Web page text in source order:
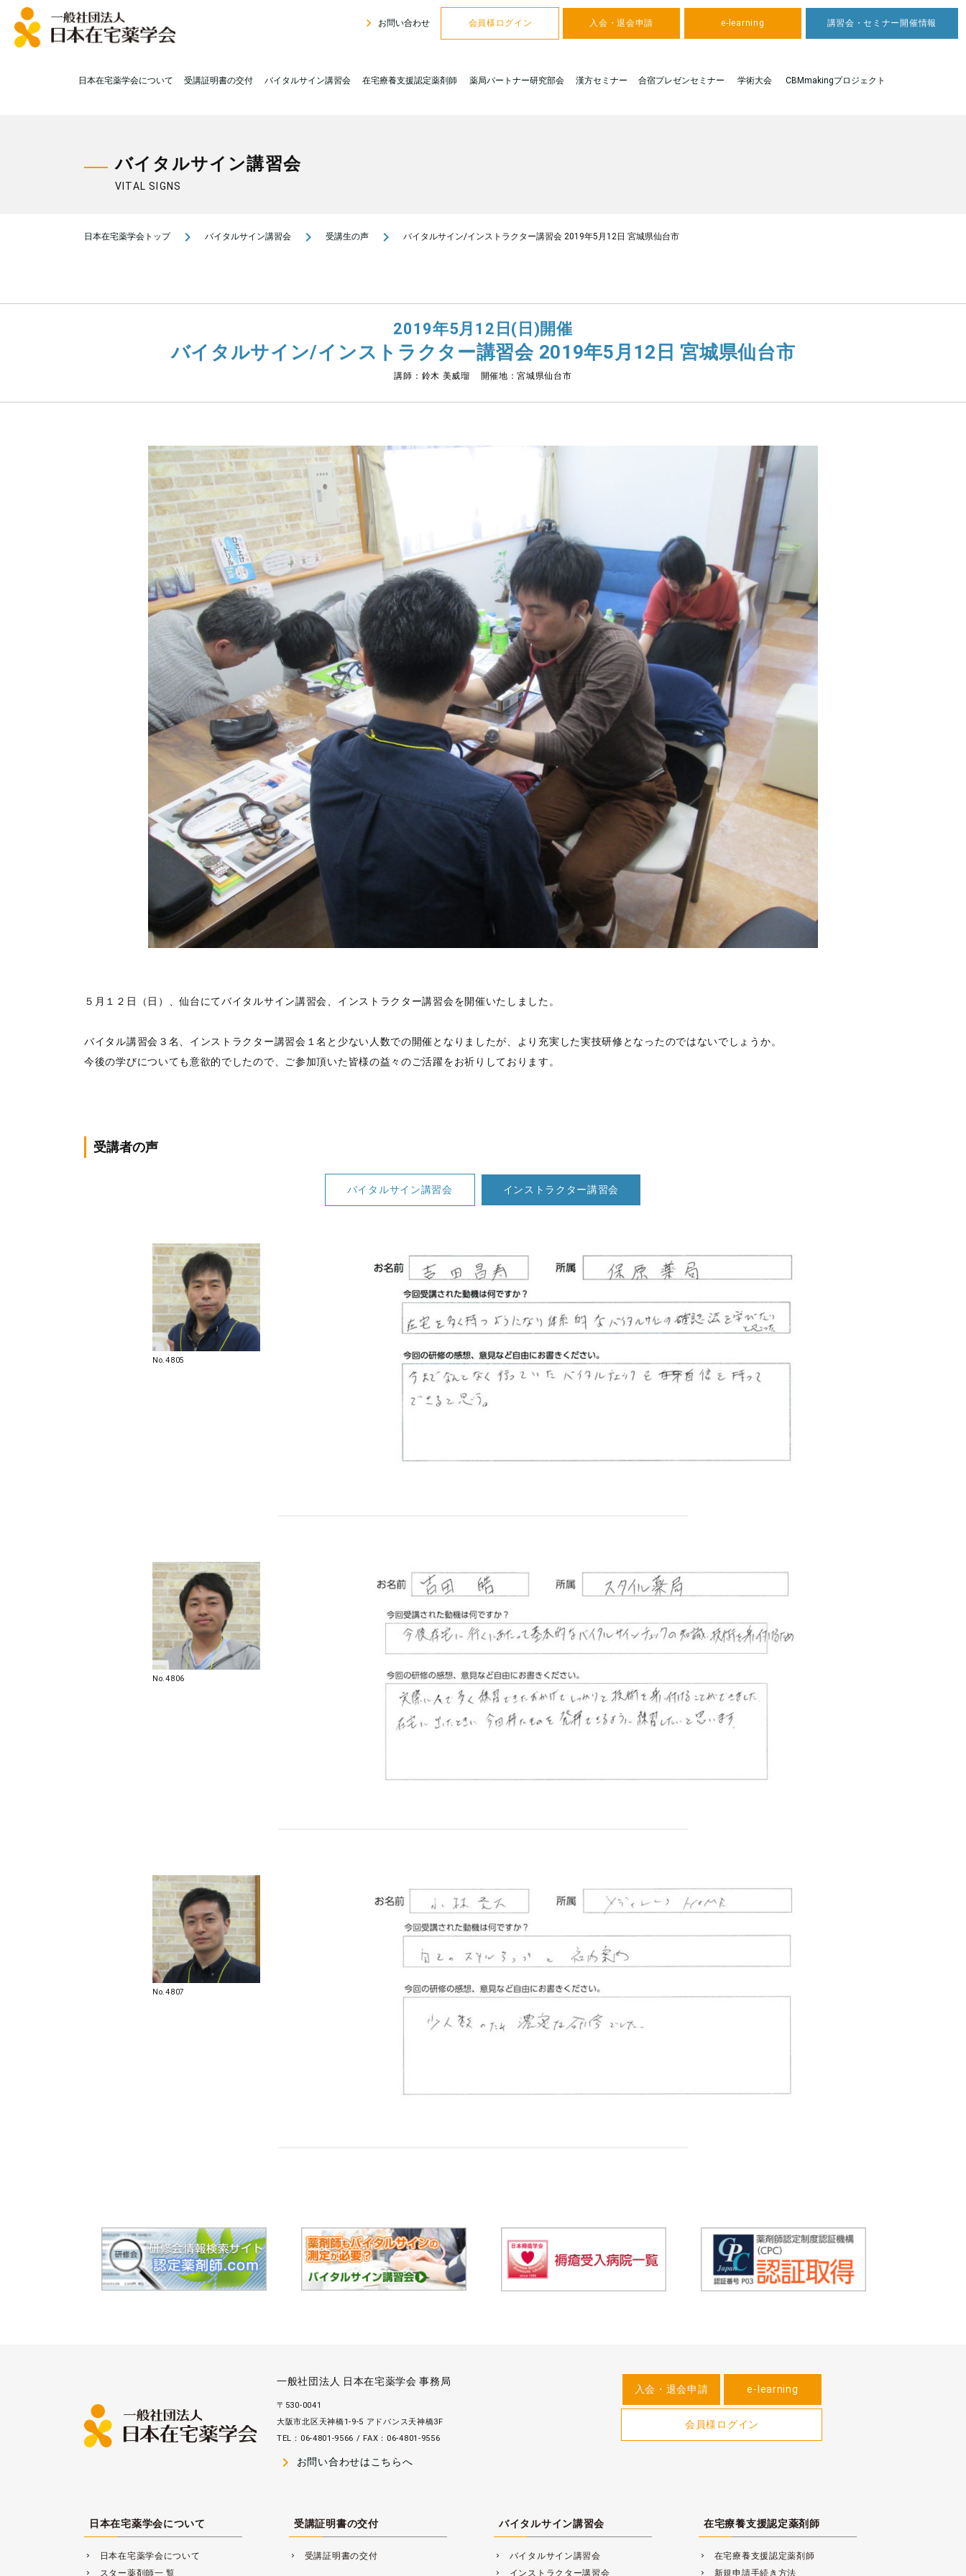
navigate_next お問い合わせ 会員様ログイン 入会・退会申請 e-learning 講習会・セミナー開催情報
日本在宅薬学会について 受講証明書の交付 バイタルサイン講習会 在宅療養支援認定薬剤師 薬局パートナー研究部会 漢方セミナー 合宿プレゼンセミナー 学術大会 CBMmakingプロジェクト
バイタルサイン講習会
VITAL SIGNS
日本在宅薬学会トップ navigate_next バイタルサイン講習会 navigate_next 受講生の声 navigate_next バイタルサイン/インストラクター講習会 2019年5月12日 宮城県仙台市
2019年5月12日(日)開催
バイタルサイン/インストラクター講習会 2019年5月12日 宮城県仙台市
講師：鈴木 美威瑠 開催地：宮城県仙台市
５月１２日（日）、仙台にてバイタルサイン講習会、インストラクター講習会を開催いたしました。
バイタル講習会３名、インストラクター講習会１名と少ない人数での開催となりましたが、より充実した実技研修となったのではないでしょうか。
今後の学びについても意欲的でしたので、ご参加頂いた皆様の益々のご活躍をお祈りしております。
受講者の声
バイタルサイン講習会 インストラクター講習会
No.4805
No.4806
No.4807
一般社団法人 日本在宅薬学会 事務局
〒530-0041
大阪市北区天神橋1-9-5 アドバンス天神橋3F
TEL：06-4801-9566 / FAX：06-4801-9556
navigate_next お問い合わせはこちらへ
入会・退会申請 e-learning
会員様ログイン
日本在宅薬学会について
navigate_next 日本在宅薬学会について
navigate_next スター薬剤師一 覧
受講証明書の交付
navigate_next 受講証明書の交付
バイタルサイン講習会
navigate_next バイタルサイン講習会
navigate_next インストラクター講習会
在宅療養支援認定薬剤師
navigate_next 在宅療養支援認定薬剤師
navigate_next 新規申請手続き方法